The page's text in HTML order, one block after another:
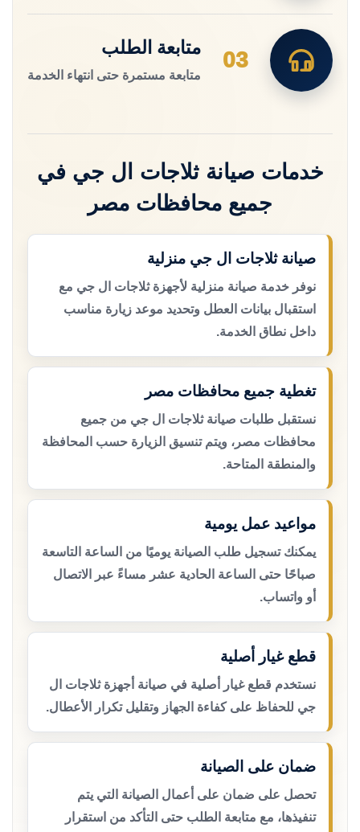
03
متابعة الطلب
متابعة مستمرة حتى انتهاء الخدمة
خدمات صيانة ثلاجات ال جي في
جميع محافظات مصر
صيانة ثلاجات ال جي منزلية
نوفر خدمة صيانة منزلية لأجهزة ثلاجات ال جي مع
استقبال بيانات العطل وتحديد موعد زيارة مناسب
داخل نطاق الخدمة.
تغطية جميع محافظات مصر
نستقبل طلبات صيانة ثلاجات ال جي من جميع
محافظات مصر، ويتم تنسيق الزيارة حسب المحافظة
والمنطقة المتاحة.
مواعيد عمل يومية
يمكنك تسجيل طلب الصيانة يوميًا من الساعة التاسعة
صباحًا حتى الساعة الحادية عشر مساءً عبر الاتصال
أو واتساب.
قطع غيار أصلية
نستخدم قطع غيار أصلية في صيانة أجهزة ثلاجات ال
جي للحفاظ على كفاءة الجهاز وتقليل تكرار الأعطال.
ضمان على الصيانة
تحصل على ضمان على أعمال الصيانة التي يتم
تنفيذها، مع متابعة الطلب حتى التأكد من استقرار